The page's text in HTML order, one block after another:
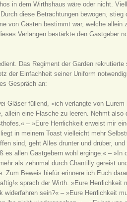
in dem Wirthshaus wäre oder nicht.
diese Betrachtungen bewogen,
von Gästen bestimmt war, welche
Verlangen bestärkte den Gastgeber
Das Regiment der Garden
der Einfachheit seiner Uniform
Gespräch an:
durch den Leib rennen oder die Hirnschale zerschmettern.« – »Was habt Ihr ihm denn gethan?« – »Wir haben Geld von ihm gefordert!« – »Ah, Teufel, ich begreife es. Das ist eine Forderung, welche Porthos sehr übel aufnimmt, wenn er nicht bei Kasse ist; aber ich weiß, daß er dies sein sollte.« – »Das haben wir auch gedacht, gnädiger Herr; da in diesem Hause große Ordnung herrscht, und wir jede Woche unsere Rechnungen machen, so überreichten wir ihm nach Verlauf von acht Tagen unsere Note; aber es scheint, wir hatten hiezu einen ungünstigen Augenblick gewählt, denn bei dem ersten Wort, das wir über diesen Gegenstand sprachen, wünschte er uns zu allen Teufeln; allerdings hatte er den Tag vorher gespielt.« – »Wie, er hatte gespielt, und mit wem?« – »O mein Gott, wer weiß? Mit einem durchreisenden vornehmen Herrn, dem er eine Partie Landsknecht antragen ließ.« – »Das ist es, der Unglückliche wird wohl Alles verloren haben.« – »Bis auf sein Pferd, gnädiger Herr, denn als der Fremde abreisen wollte, gewahrten wir, daß er das Pferd des Herrn Porthos durch seinen Lakaien satteln ließ. Wir machten ihm hierüber eine Bemerkung, aber er erwiederte uns, wir mischen uns in Dinge, die uns nichts angehen, und das Pferd gehöre ihm. Wir ließen auch Herrn Porthos von dem Vorfall in Kenntniß setzen, doch er antwortete, wir seien Schufte, daß wir an dem Wort eines Edelmannes zweifelten, und da dieser uns gesagt habe, das Pferd gehöre ihm, so müsse es wohl auch so sein.« – »Daran erkenne ich ihn,« murmelte d’Artagnan. – »Darauf ließ ich ihm sagen,« fuhr der Wirth fort, »wenn wir uns in Betreff der Bezahlung nicht verstehen können, so müsse ich hoffen, daß er wenigstens die Güte habe, die Gunst seiner Kundschaft meinem Kollegen, dem Wirth zum goldenen Adler, zuzuwenden; aber Herr Porthos antwortete mir, da mein Gasthof der beste sei, so wünsche er hier zu bleiben. Diese Antwort war zu schmeichelhaft, als daß ich auf seinem Auszug bestehen konnte. Ich bat ihn also blos, er möchte mir sein Zimmer, das schönste im Gasthof, zurückgeben und sich mit einem hübschen Cabinet im